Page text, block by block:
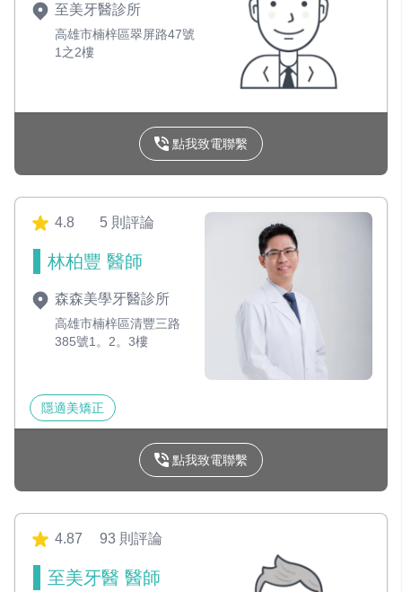
至美牙醫診所
高雄市楠梓區翠屏路47號
1之2樓
點我致電聯繫
4.8 5 則評論
林柏豐 醫師
森森美學牙醫診所
高雄市楠梓區清豐三路
385號1。2。3樓
隱適美矯正
點我致電聯繫
4.87 93 則評論
至美牙醫 醫師